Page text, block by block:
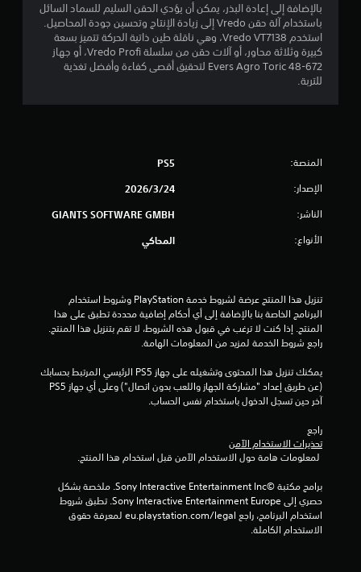
8
م
ن
ا
ي
ا
بالإضافة إلى إعادة البذر، يمكن أن يؤدي الحقن السليم للسماد السائل
باستخدام آلة حقن Vredo إلى زيادة الإنتاج وتحسين جودة المحاصيل.
استخدم Vredo VT7138، وهي ناقلة طين ذاتية الحركة تتميز بسعة
كبيرة وثلاثة محاور، أو آلات حقن من سلسلة Vredo Profi، أو جهاز
Evers Agro Toric 48-672 لتحقيق أقصى كفاءة وأفضل تغذية
للتربة.
المنصة: PS5
الإصدار: 24‏/3‏/2026
الناشر: GIANTS SOFTWARE GMBH
الأنواع: المحاكي
راجع شروط الخدمة لمزيد من المعلومات الهامة.
آخر حين تسجل الدخول باستخدام نفس الحساب.
راجع
تحذيرات الاستخدام الآمن
الاستخدام الكاملة.